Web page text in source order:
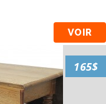
VOIR
165$